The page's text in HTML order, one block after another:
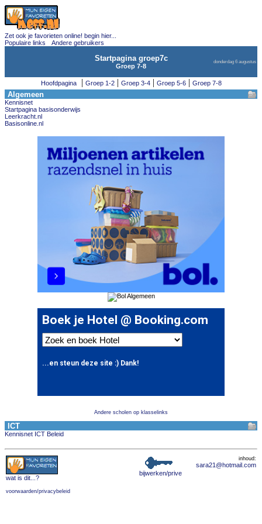
Zet ook je favorieten online! begin hier...
Populaire links
Andere gebruikers
Startpagina groep7c
Groep 7-8
donderdag 6 augustus
Hoofdpagina| Groep 1-2| Groep 3-4| Groep 5-6| Groep 7-8
Algemeen
Kennisnet
Startpagina basisonderwijs
Leerkracht.nl
Basisonline.nl
Andere scholen op klasselinks
ICT
Kennisnet ICT Beleid
wat is dit ...?
voorwaarden/privacybeleid
bijwerken/prive
inhoud:
sara21@hotmail.com